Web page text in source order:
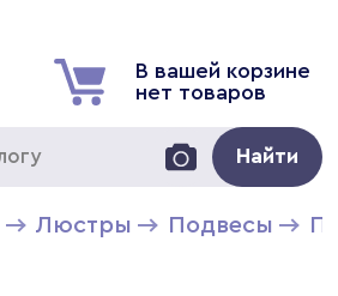
В вашей корзине
нет товаров
Найти
Люстры Подвесы